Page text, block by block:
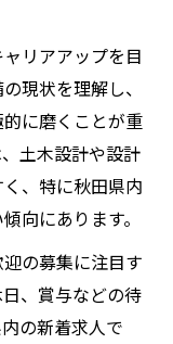
リアアップを目
現状を理解し、
に磨くことが重
土木設計や設計
、特に秋田県内
向にあります。
の募集に注目す
、賞与などの待
の新着求人で